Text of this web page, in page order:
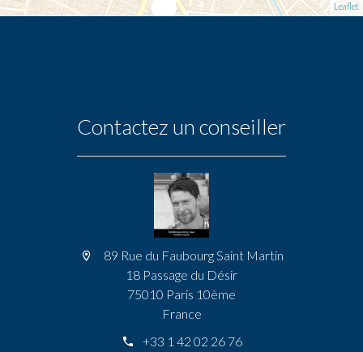
Leaflet
Contactez un conseiller
89 Rue du Faubourg Saint Martin
18 Passage du Désir
75010 Paris 10ème
France
+33 1 42 02 26 76